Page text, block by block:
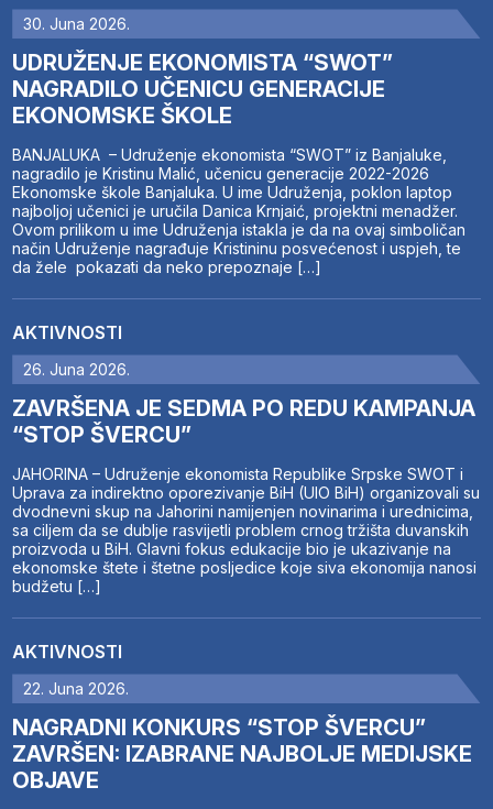
30. Juna 2026.
UDRUŽENJE EKONOMISTA “SWOT”
NAGRADILO UČENICU GENERACIJE
EKONOMSKE ŠKOLE
BANJALUKA – Udruženje ekonomista “SWOT” iz Banjaluke,
nagradilo je Kristinu Malić, učenicu generacije 2022-2026
Ekonomske škole Banjaluka. U ime Udruženja, poklon laptop
najboljoj učenici je uručila Danica Krnjaić, projektni menadžer.
Ovom prilikom u ime Udruženja istakla je da na ovaj simboličan
način Udruženje nagrađuje Kristininu posvećenost i uspjeh, te
da žele pokazati da neko prepoznaje […]
AKTIVNOSTI
26. Juna 2026.
ZAVRŠENA JE SEDMA PO REDU KAMPANJA
“STOP ŠVERCU”
JAHORINA – Udruženje ekonomista Republike Srpske SWOT i
Uprava za indirektno oporezivanje BiH (UIO BiH) organizovali su
dvodnevni skup na Jahorini namijenjen novinarima i urednicima,
sa ciljem da se dublje rasvijetli problem crnog tržišta duvanskih
proizvoda u BiH. Glavni fokus edukacije bio je ukazivanje na
ekonomske štete i štetne posljedice koje siva ekonomija nanosi
budžetu […]
AKTIVNOSTI
22. Juna 2026.
NAGRADNI KONKURS “STOP ŠVERCU”
ZAVRŠEN: IZABRANE NAJBOLJE MEDIJSKE
OBJAVE